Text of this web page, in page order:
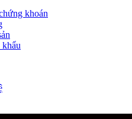
khoán
khẩu